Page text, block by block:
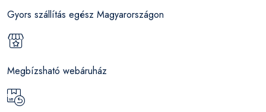
Gyors szállítás egész Magyarországon
Megbízsható webáruház